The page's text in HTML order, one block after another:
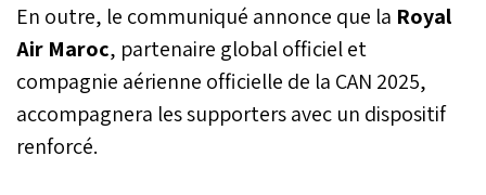
En outre, le communiqué annonce que la Royal
Air Maroc, partenaire global officiel et
compagnie aérienne officielle de la CAN 2025,
accompagnera les supporters avec un dispositif
renforcé.